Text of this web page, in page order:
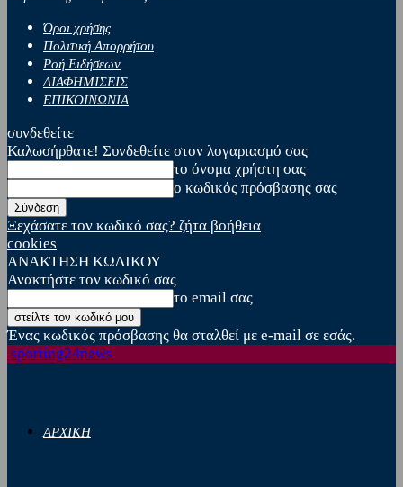
Όροι χρήσης
Πολιτική Απορρήτου
Ροή Ειδήσεων
ΔΙΑΦΗΜΙΣΕΙΣ
ΕΠΙΚΟΙΝΩΝΙΑ
συνδεθείτε
Καλωσήρθατε! Συνδεθείτε στον λογαριασμό σας
το όνομα χρήστη σας
ο κωδικός πρόσβασης σας
Ξεχάσατε τον κωδικό σας? ζήτα βοήθεια
cookies
ΑΝΑΚΤΗΣΗ ΚΩΔΙΚΟΥ
Ανακτήστε τον κωδικό σας
το email σας
Ένας κωδικός πρόσβασης θα σταλθεί με e-mail σε εσάς.
sporting24news
ΑΡΧΙΚΗ